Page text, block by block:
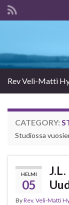
Rev Veli-Matti
CATEGORY:
Studiossa
HELMI
05
ByRev. Veli-Matti